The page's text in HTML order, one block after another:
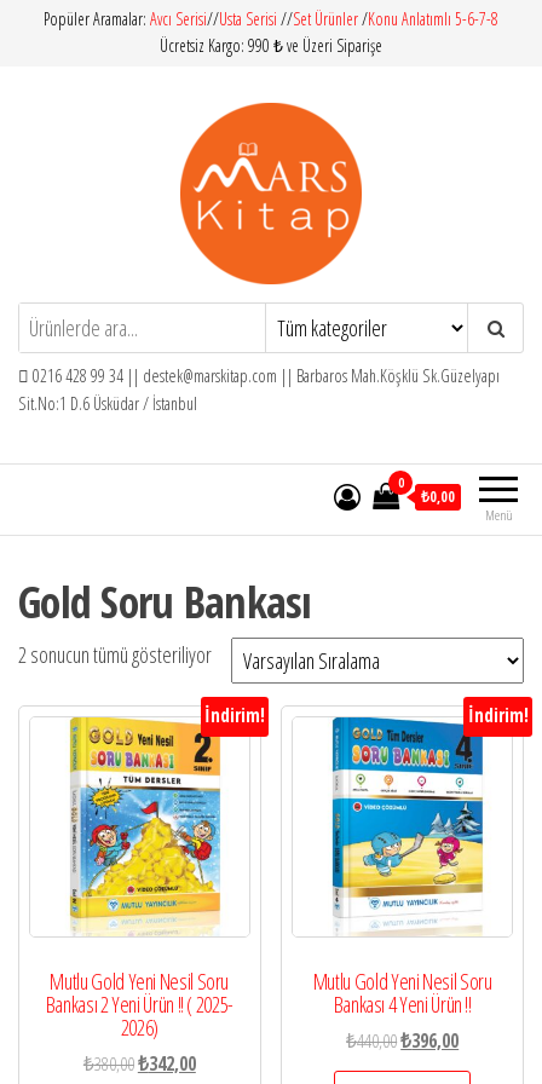
İçeriğePopüler Aramalar: Avcı Serisi//Usta Serisi //Set Ürünler/Konu Anlatımlı 5-6-7-8
Ücretsiz Kargo: 990 ₺ ve Üzeri Siparişe
Mars Kitap
İlköğretim – Orta Öğretim – Yardımcı
Kitaplar
0216 428 99 34 || destek@marskitap.com || Barbaros Mah.Köşklü Sk.Güzelyapı
Sit.No:1 D.6 Üsküdar / İstanbul
Menü
0
₺0,00
Gold Soru Bankası
2 sonucun tümü gösteriliyor
İndirim!
Mutlu Gold Yeni Nesil Soru
Bankası 2 Yeni Ürün !! ( 2025-
2026)
₺380,00Orijinal
₺342,00Şu
İndirim!
Mutlu Gold Yeni Nesil Soru
Bankası 4 Yeni Ürün !!
₺440,00Orijinal
fiyat:
₺396,00Şu
andaki